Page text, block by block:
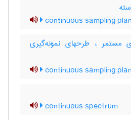
continuous sampling plan
مستمر ، طرحهای نمونه‌گیری
continuous sampling
continuous spectrum